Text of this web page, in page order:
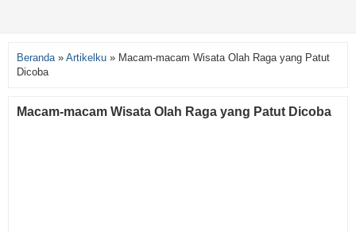
Beranda » Artikelku » Macam-macam Wisata Olah Raga yang Patut
Dicoba
Macam-macam Wisata Olah Raga yang Patut Dicoba